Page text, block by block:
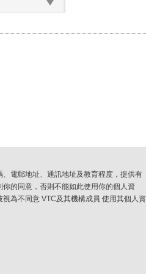
電郵地址、通訊地址及教育程度，提供有
的同意，否則不能如此使用你的個人資
為不同意 VTC及其機構成員 使用其個人資